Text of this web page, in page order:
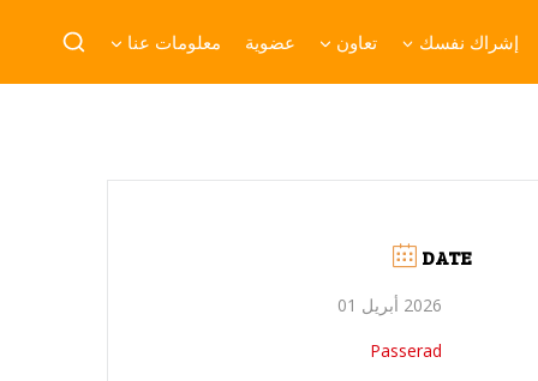
إشراك نفسك تعاون عضوية معلومات عنا
DATE
2026 أبريل 01
Passerad